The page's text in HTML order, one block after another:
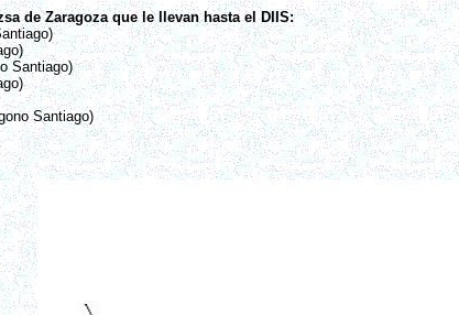
de Zaragoza que le llevan hasta el DIIS:
Santiago)
Santiago)